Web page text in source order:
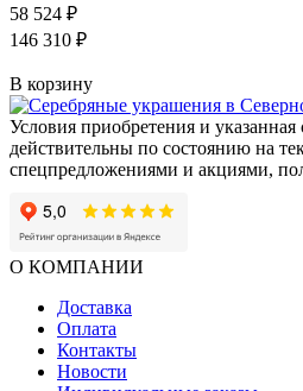
58 524 ₽
146 310 ₽
В корзину
Условия приобретения и указанная
действительны по состоянию на
спецпредложениями и акциями,
О КОМПАНИИ
Доставка
Оплата
Контакты
Новости